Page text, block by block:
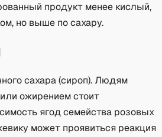
продукт менее кислый,
но выше по сахару.
сахара (сироп). Людям
ожирением стоит
ягод семейства розовых
может проявиться реакция